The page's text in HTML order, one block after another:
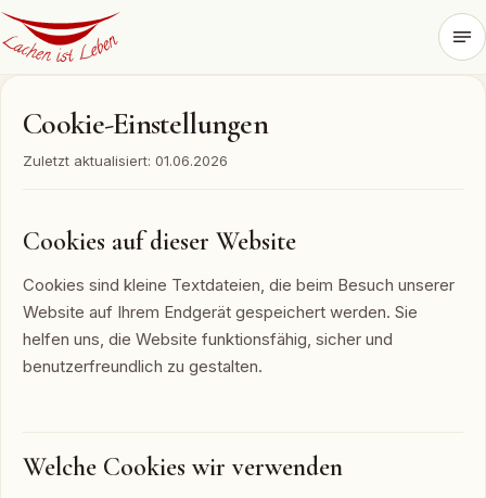
Zum
Inhalt
Cookie-Einstellungen
Zuletzt aktualisiert: 01.06.2026
Cookies auf dieser Website
Cookies sind kleine Textdateien, die beim Besuch unserer
Website auf Ihrem Endgerät gespeichert werden. Sie
helfen uns, die Website funktionsfähig, sicher und
benutzerfreundlich zu gestalten.
Welche Cookies wir verwenden